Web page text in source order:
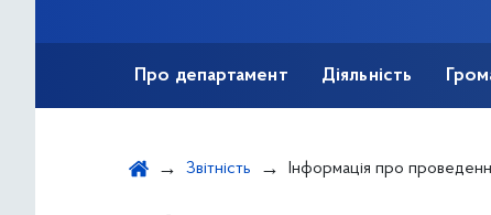
Про департамент Діяльність
Звітність Інформація про проведення особистого, виїзного прийому громадян та проведення прямих